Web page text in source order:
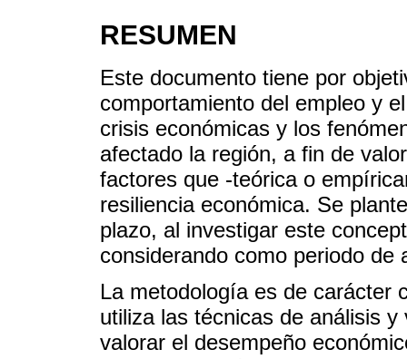
RESUMEN
Este documento tiene por
comportamiento del empleo y
crisis económicas y los
afectado la región, a fin de
factores que -teórica o
resiliencia económica. Se
plazo, al investigar este
considerando como periodo de
La metodología es de carácter
utiliza las técnicas de análisis
valorar el desempeño